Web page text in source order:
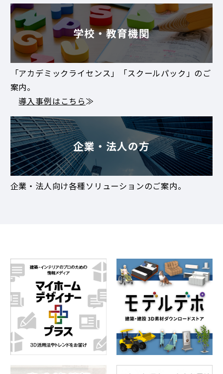
学校・教育機関
「アカデミックライセンス」「スクールパック」のご
案内。
導入事例はこちら≫
企業・法人の方
企業・法人向け各種ソリューションのご案内。